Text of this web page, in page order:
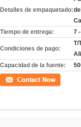
Detalles de empaquetado:
Tiempo de entrega:
7
Condiciones de pago:
T/
Capacidad de la fuente:
Contacto